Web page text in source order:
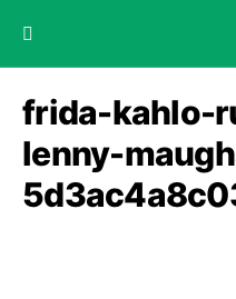
frida-kahlo-
lenny-